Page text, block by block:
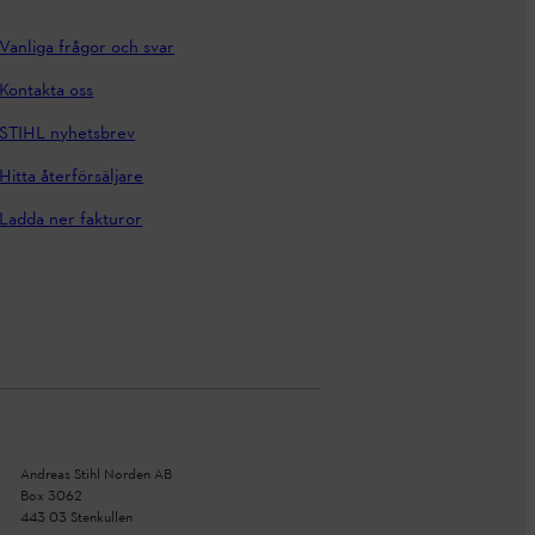
Vanliga frågor och svar
Kontakta oss
STIHL nyhetsbrev
Hitta återförsäljare
Ladda ner fakturor
Andreas Stihl Norden AB
Box 3062
443 03 Stenkullen